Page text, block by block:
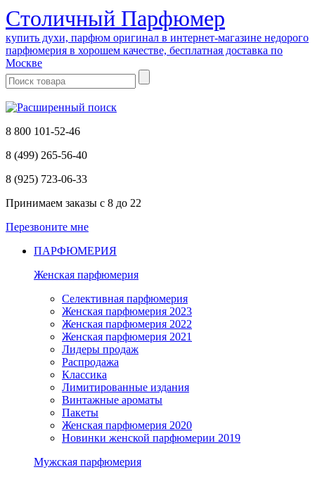
Cтоличный Парфюмер
купить духи, парфюм оригинал в интернет-магазине недорого
парфюмерия в хорошем качестве, бесплатная доставка по
Москве
8 800 101-52-46
8 (499) 265-56-40
8 (925) 723-06-33
Принимаем заказы с 8 до 22
Перезвоните мне
ПАРФЮМЕРИЯ
Женская парфюмерия
Селективная парфюмерия
Женская парфюмерия 2023
Женская парфюмерия 2022
Женская парфюмерия 2021
Лидеры продаж
Распродажа
Классика
Лимитированные издания
Винтажные ароматы
Пакеты
Женская парфюмерия 2020
Новинки женской парфюмерии 2019
Мужская парфюмерия